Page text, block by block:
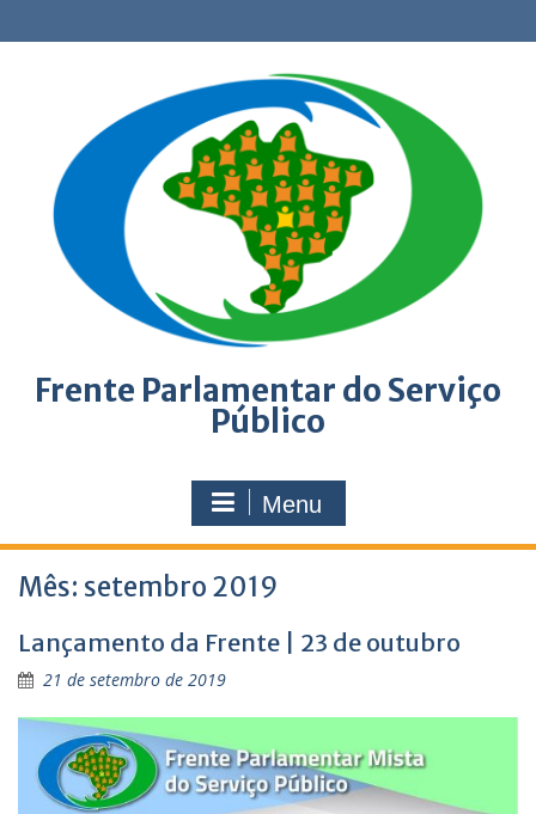
to
Frente Parlamentar do Serviço
Público
Menu
Mês: setembro 2019
Lançamento da Frente | 23 de outubro
21 de setembro de 2019